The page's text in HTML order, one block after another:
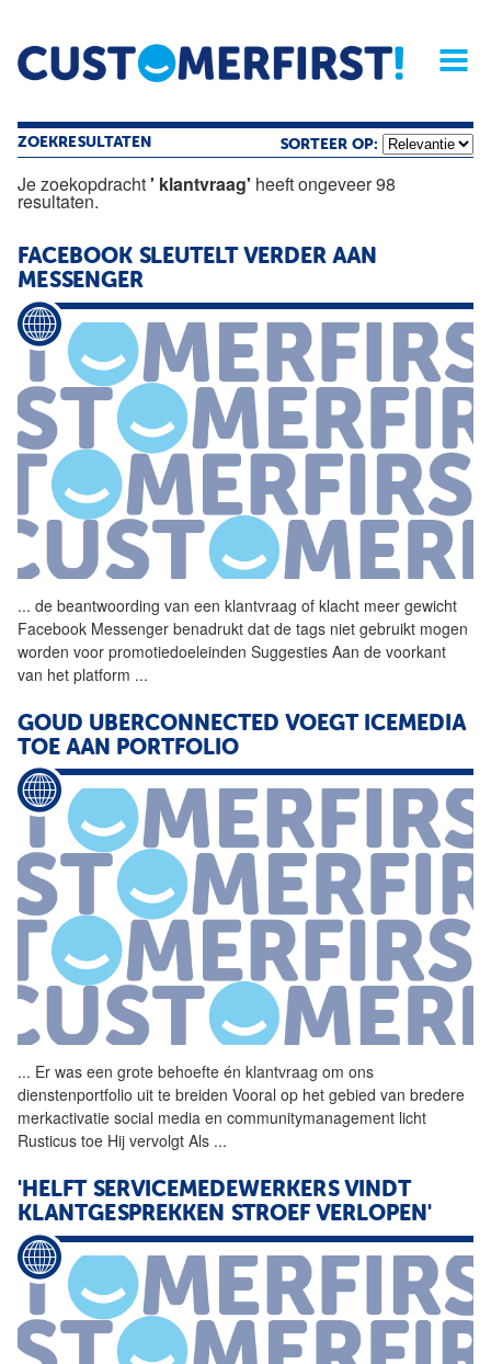
Home Opinie Archief
Magazine
ZOEKRESULTATEN SORTEER OP:
Je zoekopdracht' klantvraag' heeft ongeveer 98
resultaten.
FACEBOOK SLEUTELT VERDER AAN
MESSENGER
... de beantwoording van een klantvraag of klacht meer gewicht
Facebook Messenger benadrukt dat de tags niet gebruikt mogen
worden voor promotiedoeleinden Suggesties Aan de voorkant
van het platform ...
GOUD UBERCONNECTED VOEGT ICEMEDIA
TOE AAN PORTFOLIO
... Er was een grote behoefte én klantvraag om ons
dienstenportfolio uit te breiden Vooral op het gebied van bredere
merkactivatie social media en communitymanagement licht
Rusticus toe Hij vervolgt Als ...
'HELFT SERVICEMEDEWERKERS VINDT
KLANTGESPREKKEN STROEF VERLOPEN'